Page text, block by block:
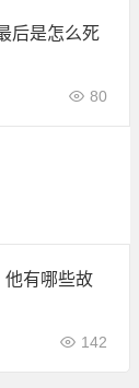
后是怎么死
80
他有哪些故
142